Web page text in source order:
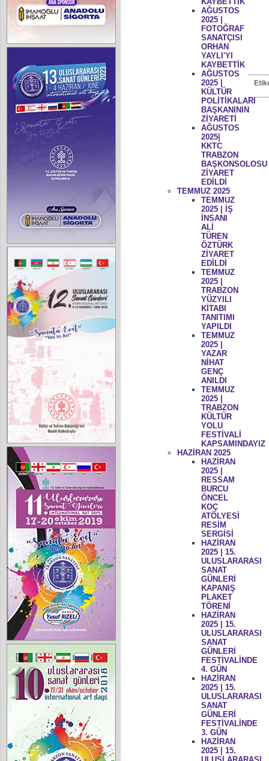
AĞUSTOS
2025 |
FOTOĞRAF
SANATÇISI
ORHAN
YAYLI'YI
KAYBETTİK
AĞUSTOS
2025 |
KÜLTÜR
POLİTİKALARI
BAŞKANININ
ZİYARETİ
AĞUSTOS
2025|
KKTC
TRABZON
BAŞKONSOLOSU
ZİYARET
EDİLDİ
TEMMUZ 2025
TEMMUZ
2025 | İŞ
İNSANI
ALİ
TÜREN
ÖZTÜRK
ZİYARET
EDİLDİ
TEMMUZ
2025 |
TRABZON
YÜZYILI
KİTABI
TANITIMI
YAPILDI
TEMMUZ
2025 |
YAZAR
NİHAT
GENÇ
ANILDI
TEMMUZ
2025 |
TRABZON
KÜLTÜR
YOLU
FESTİVALİ
KAPSAMINDAYIZ
HAZİRAN 2025
HAZİRAN
2025 |
RESSAM
BURCU
ÖNCEL
KOÇ
ATÖLYESİ
RESİM
SERGİSİ
HAZİRAN
2025 | 15.
ULUSLARARASI
SANAT
GÜNLERİ
KAPANIŞ
PLAKET
TÖRENİ
HAZİRAN
2025 | 15.
ULUSLARARASI
SANAT
GÜNLERİ
FESTİVALİNDE
4. GÜN
HAZİRAN
2025 | 15.
ULUSLARARASI
SANAT
GÜNLERİ
FESTİVALİNDE
3. GÜN
HAZİRAN
2025 | 15.